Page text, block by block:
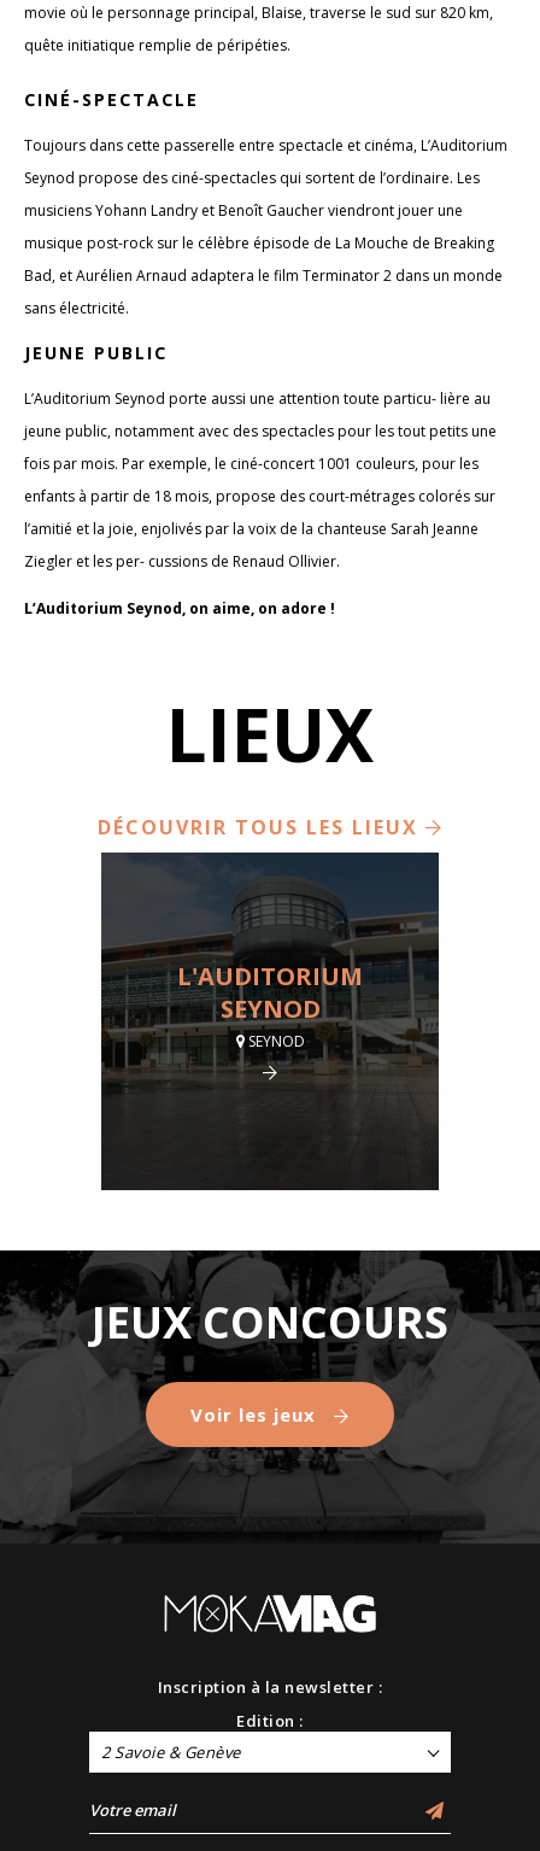
movie où le personnage principal, Blaise, traverse le sud sur 820 km,
quête initiatique remplie de péripéties.
CINÉ-SPECTACLE
Toujours dans cette passerelle entre spectacle et cinéma, L’Auditorium
Seynod propose des ciné-spectacles qui sortent de l’ordinaire. Les
musiciens Yohann Landry et Benoît Gaucher viendront jouer une
musique post-rock sur le célèbre épisode de La Mouche de Breaking
Bad, et Aurélien Arnaud adaptera le film Terminator 2 dans un monde
sans électricité.
JEUNE PUBLIC
L’Auditorium Seynod porte aussi une attention toute particu- lière au
jeune public, notamment avec des spectacles pour les tout petits une
fois par mois. Par exemple, le ciné-concert 1001 couleurs, pour les
enfants à partir de 18 mois, propose des court-métrages colorés sur
l’amitié et la joie, enjolivés par la voix de la chanteuse Sarah Jeanne
Ziegler et les per- cussions de Renaud Ollivier.
L’Auditorium Seynod, on aime, on adore !
LIEUX
DÉCOUVRIR TOUS LES LIEUX
L'AUDITORIUM
SEYNOD
SEYNOD
JEUX CONCOURS
Voir les jeux
Inscription à la newsletter :
Edition :
2 Savoie & Genève